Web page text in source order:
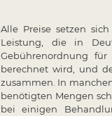
Alle Preise setzen
Leistung, die in
Gebührenordnung für
berechnet wird, und
zusammen. In
benötigten Mengen
bei einigen